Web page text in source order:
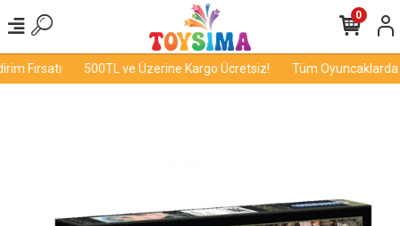
Fırsatı 500TL ve Üzerine Kargo Ücretsiz! Tüm Oyuncaklarda
0